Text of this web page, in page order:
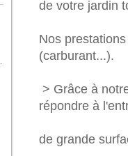
de votre jardin
Nos
(carburant...).
> Grâce à
répondre à
de grande